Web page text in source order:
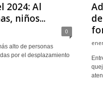
2024: Al
niños...
0
alto de personas
por el desplazamiento